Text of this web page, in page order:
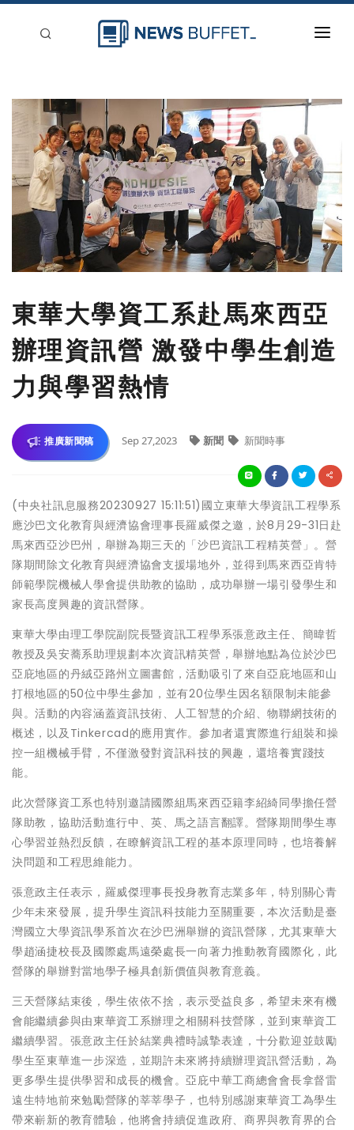
新聞稿分類
登入
刊登
東華大學資工系赴馬來西亞
辦理資訊營 激發中學生創造
力與學習熱情
推廣新聞稿 Sep 27,2023 新聞 新聞時事
(中央社訊息服務20230927 15:11:51)國立東華大學資訊工程學系
應沙巴文化教育與經濟協會理事長羅威傑之邀，於8月29-31日赴
馬來西亞沙巴州，舉辦為期三天的「沙巴資訊工程精英營」。營
隊期間除文化教育與經濟協會支援場地外，並得到馬來西亞肯特
師範學院機械人學會提供助教的協助，成功舉辦一場引發學生和
家長高度興趣的資訊營隊。
東華大學由理工學院副院長暨資訊工程學系張意政主任、簡暐哲
教授及吳安蕎系助理規劃本次資訊精英營，舉辦地點為位於沙巴
亞庇地區的丹絨亞路州立圖書館，活動吸引了來自亞庇地區和山
打根地區的50位中學生參加，並有20位學生因名額限制未能參
與。活動的內容涵蓋資訊技術、人工智慧的介紹、物聯網技術的
概述，以及Tinkercad的應用實作。參加者還實際進行組裝和操
控一組機械手臂，不僅激發對資訊科技的興趣，還培養實踐技
能。
此次營隊資工系也特別邀請國際組馬來西亞籍李紹綺同學擔任營
隊助教，協助活動進行中、英、馬之語言翻譯。營隊期間學生專
心學習並熱烈反饋，在瞭解資訊工程的基本原理同時，也培養解
決問題和工程思維能力。
張意政主任表示，羅威傑理事長投身教育志業多年，特別關心青
少年未來發展，提升學生資訊科技能力至關重要，本次活動是臺
灣國立大學資訊學系首次在沙巴洲舉辦的資訊營隊，尤其東華大
學趙涵捷校長及國際處馬遠榮處長一向著力推動教育國際化，此
營隊的舉辦對當地學子極具創新價值與教育意義。
三天營隊結束後，學生依依不捨，表示受益良多，希望未來有機
會能繼續參與由東華資工系辦理之相關科技營隊，並到東華資工
繼續學習。張意政主任於結業典禮時誠摯表達，十分歡迎並鼓勵
學生至東華進一步深造，並期許未來將持續辦理資訊營活動，為
更多學生提供學習和成長的機會。亞庇中華工商總會會長拿督雷
遠生特地前來勉勵營隊的莘莘學子，也特別感謝東華資工為學生
帶來嶄新的教育體驗，他將會持續促進政府、商界與教育界的合